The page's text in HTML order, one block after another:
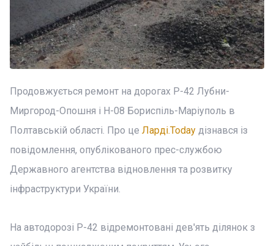
Продовжується ремонт на дорогах Р-42 Лубни-
Миргород-Опошня і Н-08 Бориспіль-Маріуполь в
Полтавській області. Про це Ларді.Today дізнався із
повідомлення, опублікованого прес-службою
Державного агентства відновлення та розвитку
інфраструктури України.
На автодорозі Р-42 відремонтовані дев'ять ділянок з